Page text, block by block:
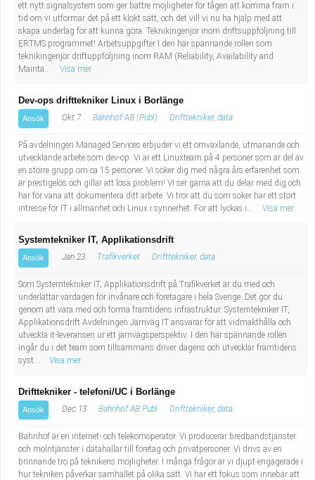
ett nytt signalsystem som ger bättre möjligheter för tågen att komma fram i
tid om vi utformar det på ett klokt sätt, och det vill vi nu ha hjälp med att
skapa underlag för att kunna göra. Teknikingenjör inom driftsuppföljning till
ERTMS programmet! Arbetsuppgifter I den här spännande rollen som
teknikingenjör driftuppföljning inom RAM (Reliability, Availability and
Mainta...
Visa mer
Dev-ops drifttekniker Linux i Borlänge
Ansök Okt 7 Bahnhof AB (Publ) Drifttekniker, data
På avdelningen Managed Services erbjuder vi ett omväxlande, utmanande och
utvecklande arbete som dev-op. Vi är ett Linuxteam på 4 personer som är del av
en större grupp om ca 15 personer. Vi söker dig med några års erfarenhet som
är prestigelös och gillar att lösa problem! Vi ser gärna att du delar med dig och
har för vana att dokumentera ditt arbete. Vi tror att du som söker har ett stort
intresse för IT i allmänhet och Linux i synnerhet. För att lyckas i...
Visa mer
Systemtekniker IT, Applikationsdrift
Ansök Jan 23 Trafikverket Drifttekniker, data
Som Systemtekniker IT, Applikationsdrift på Trafikverket är du med och
underlättar vardagen för invånare och företagare i hela Sverige. Det gör du
genom att vara med och forma framtidens infrastruktur. Systemtekniker IT,
Applikationsdrift Avdelningen Järnväg IT ansvarar för att vidmakthålla och
utveckla it-leveransen ur ett järnvägsperspektiv. I den här spännande rollen
ingår du i det team som tillsammans driver dagens och utvecklar framtidens
syst...
Visa mer
Drifttekniker - telefoni/UC i Borlänge
Ansök Dec 13 Bahnhof AB Publ Drifttekniker, data
Bahnhof är en internet- och telekomoperatör. Vi producerar bredbandstjänster
och molntjänster i datahallar till företag och privatpersoner. Vi drivs av en
brinnande tro på teknikens möjligheter. I många frågor är vi djupt engagerade i
hur tekniken påverkar samhället på olika sätt. Vi har ett fokus som innebär att